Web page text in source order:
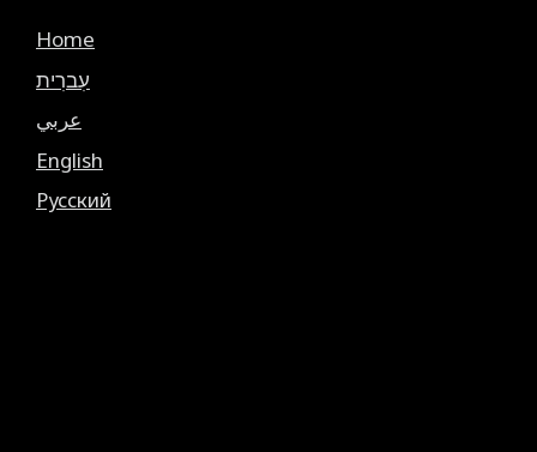
Home
עִברִית
عربي
English
Русский